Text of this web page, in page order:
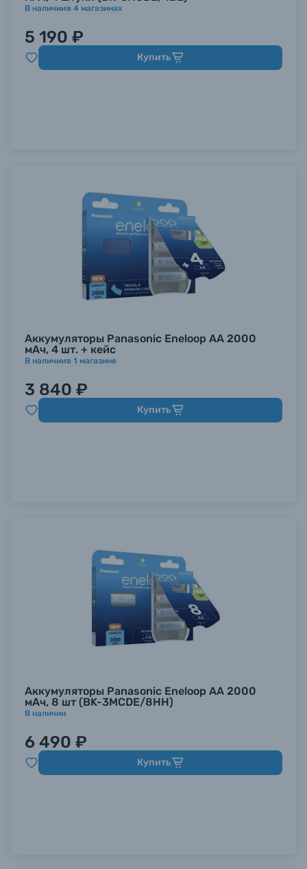
В наличиив 4 магазинах
5 190 ₽
Купить
Аккумуляторы Panasonic Eneloop AA 2000
мАч, 4 шт. + кейс
В наличиив 1 магазине
3 840 ₽
Купить
Аккумуляторы Panasonic Eneloop AA 2000
мАч, 8 шт (BK-3MCDE/8HH)
В наличии
6 490 ₽
Купить